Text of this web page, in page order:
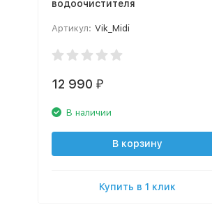
водоочистителя
Артикул: Vik_Midi
12 990 ₽
В наличии
В корзину
Купить в 1 клик